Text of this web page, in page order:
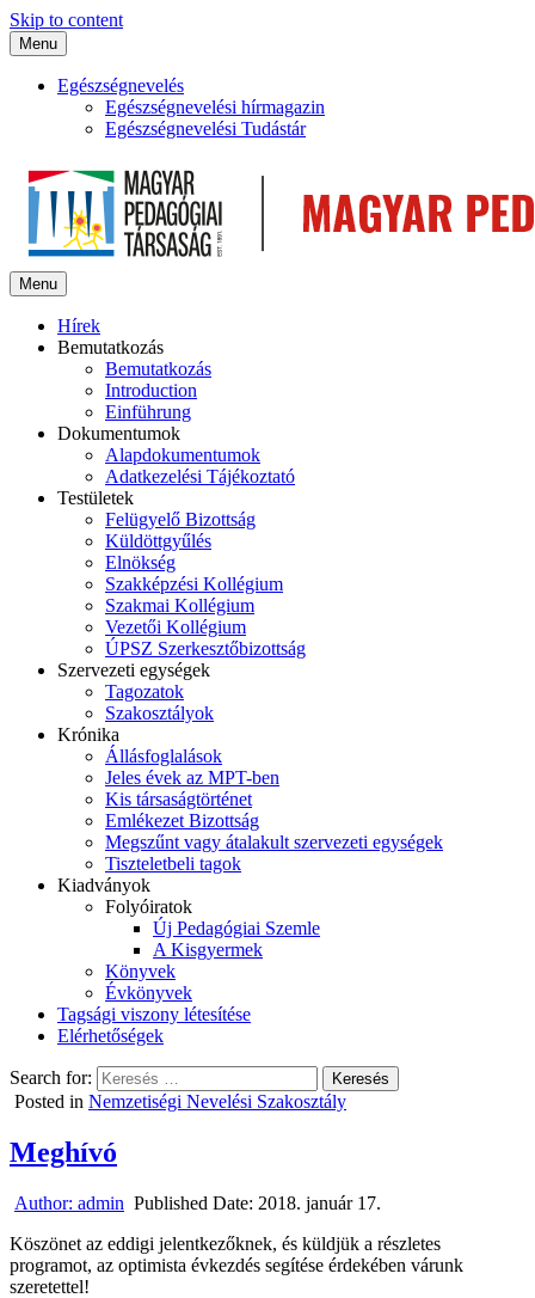
Skip to content
Menu
Egészségnevelés
Egészségnevelési hírmagazin
Egészségnevelési Tudástár
Menu
Hírek
Bemutatkozás
Bemutatkozás
Introduction
Einführung
Dokumentumok
Alapdokumentumok
Adatkezelési Tájékoztató
Testületek
Felügyelő Bizottság
Küldöttgyűlés
Elnökség
Szakképzési Kollégium
Szakmai Kollégium
Vezetői Kollégium
ÚPSZ Szerkesztőbizottság
Szervezeti egységek
Tagozatok
Szakosztályok
Krónika
Állásfoglalások
Jeles évek az MPT-ben
Kis társaságtörténet
Emlékezet Bizottság
Megszűnt vagy átalakult szervezeti egységek
Tiszteletbeli tagok
Kiadványok
Folyóiratok
Új Pedagógiai Szemle
A Kisgyermek
Könyvek
Évkönyvek
Tagsági viszony létesítése
Elérhetőségek
Search for:
Posted in Nemzetiségi Nevelési Szakosztály
Meghívó
Author: admin Published Date: 2018. január 17.
Köszönet az eddigi jelentkezőknek, és küldjük a részletes
programot, az optimista évkezdés segítése érdekében várunk
szeretettel!